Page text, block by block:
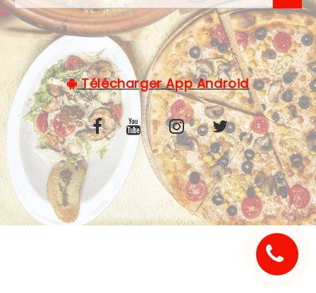
Télécharger App Android